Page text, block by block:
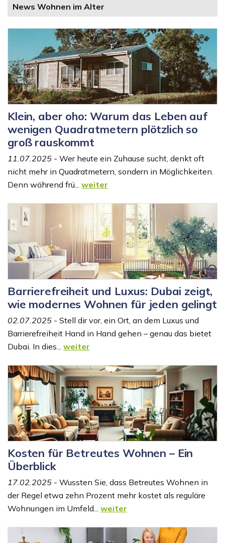
News Wohnen im Alter
Klein, aber oho: Warum das Leben auf
wenigen Quadratmetern plötzlich so
groß rauskommt
11.07.2025 - Wer heute ein Zuhause sucht, denkt oft
nicht mehr in Quadratmetern, sondern in Möglichkeiten.
Denn während frü... weiter
Barrierefreiheit und Luxus: Dubai zeigt,
wie modernes Wohnen für jeden gelingt
02.07.2025 - Stell dir vor, ein Ort, an dem Luxus und
Barrierefreiheit Hand in Hand gehen – genau das bietet
Dubai. In dies... weiter
Kosten für Betreutes Wohnen – Ein
Überblick
17.02.2025 - Wussten Sie, dass Betreutes Wohnen in
der Regel etwa zehn Prozent mehr kostet als reguläre
Wohnungen im Umfeld... weiter